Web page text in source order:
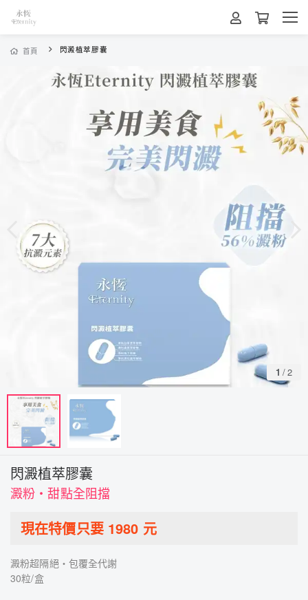
首頁 閃澱植萃膠囊
1 /2
閃澱植萃膠囊
澱粉・甜點全阻擋
現在特價只要 1980 元
澱粉超隔絕・包覆全代謝
30粒/盒